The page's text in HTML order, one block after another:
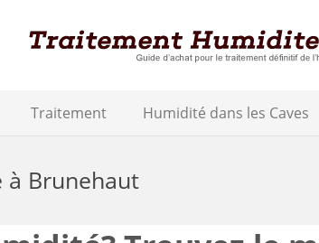
Traitement Humidité dans les Caves
à Brunehaut